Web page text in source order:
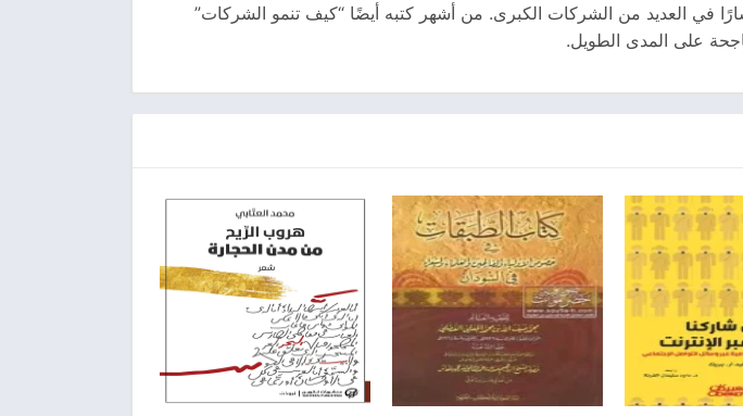
في العديد من الشركات الكبرى. من أشهر كتبه أيضًا “كيف تنمو الشركات”
على المدى الطويل.